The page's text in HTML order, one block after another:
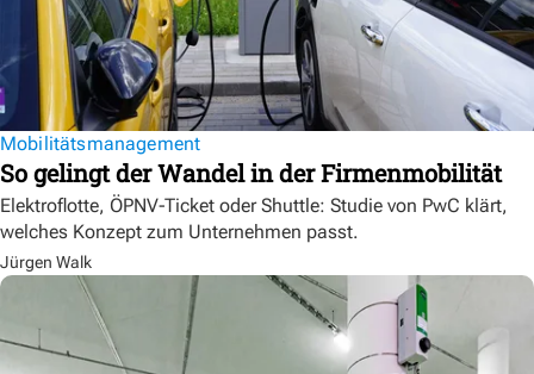
Mobilitätsmanagement
So gelingt der Wandel in der Firmenmobilität
Elektroflotte, ÖPNV-Ticket oder Shuttle: Studie von PwC klärt,
welches Konzept zum Unternehmen passt.
Jürgen Walk